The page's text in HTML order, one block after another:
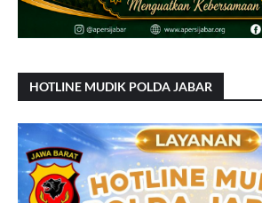
HOTLINE MUDIK POLDA JABAR